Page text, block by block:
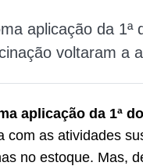
aplicação da
voltaram a
aplicação da 1ª
com as atividades
no estoque. Mas,